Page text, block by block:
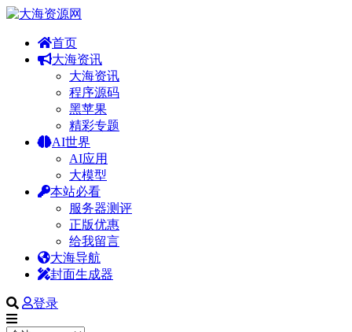
首页
大海资讯
大海资讯
程序源码
黑苹果
精彩专题
AI世界
AI应用
大模型
本站必看
服务器测评
正版优惠
给我留言
大海导航
封面生成器
登录